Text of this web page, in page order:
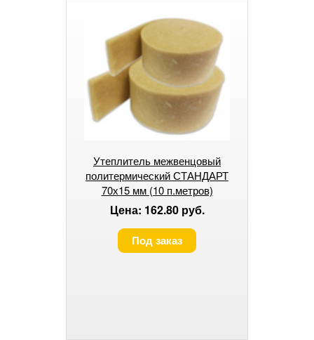
Утеплитель межвенцовый
политермический СТАНДАРТ
70х15 мм (10 п.метров)
Цена: 162.80 руб.
Под заказ